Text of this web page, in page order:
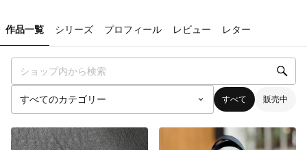
作品一覧 シリーズ プロフィール レビュー レター
すべて 販売中